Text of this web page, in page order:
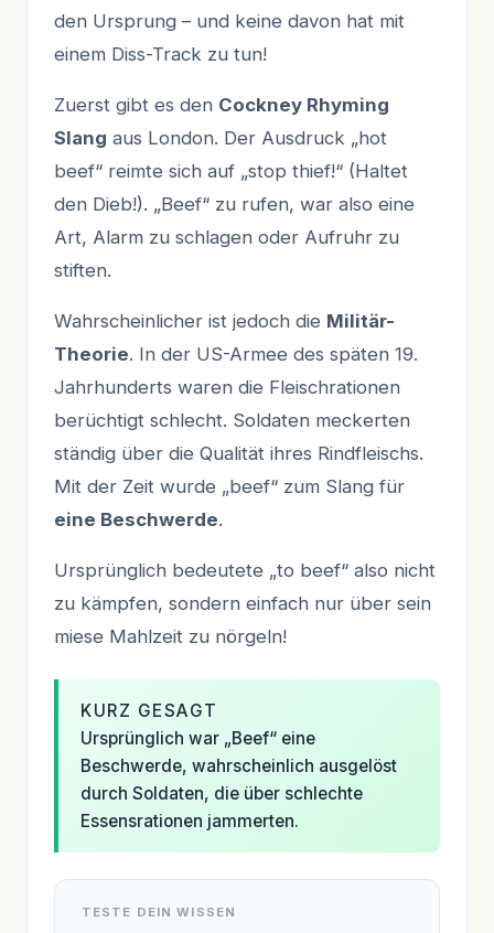
den Ursprung – und keine davon hat mit
einem Diss-Track zu tun!
Zuerst gibt es den Cockney Rhyming
Slang aus London. Der Ausdruck „hot
beef“ reimte sich auf „stop thief!“ (Haltet
den Dieb!). „Beef“ zu rufen, war also eine
Art, Alarm zu schlagen oder Aufruhr zu
stiften.
Wahrscheinlicher ist jedoch die Militär-
Theorie. In der US-Armee des späten 19.
Jahrhunderts waren die Fleischrationen
berüchtigt schlecht. Soldaten meckerten
ständig über die Qualität ihres Rindfleischs.
Mit der Zeit wurde „beef“ zum Slang für
eine Beschwerde.
Ursprünglich bedeutete „to beef“ also nicht
zu kämpfen, sondern einfach nur über sein
miese Mahlzeit zu nörgeln!
KURZ GESAGT
Ursprünglich war „Beef“ eine
Beschwerde, wahrscheinlich ausgelöst
durch Soldaten, die über schlechte
Essensrationen jammerten.
TESTE DEIN WISSEN